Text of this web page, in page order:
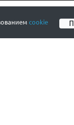
cookie